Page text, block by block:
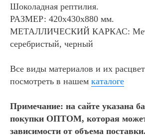
Шоколадная рептилия.
РАЗМЕР: 420х430х880 мм.
МЕТАЛЛИЧЕСКИЙ КАРКАС:
серебристый, черный
Все виды материалов и их
посмотреть в нашем каталоге
Примечание: на сайте указана
покупки ОПТОМ, которая
зависимости от объема поставки.